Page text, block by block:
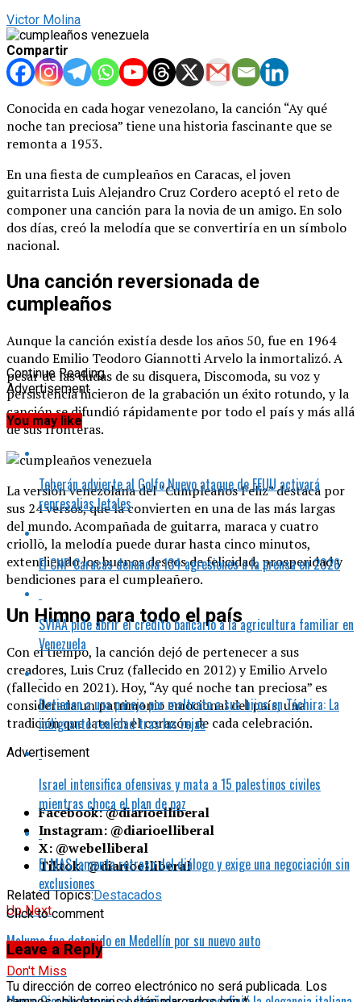
Victor Molina
Compartir
Conocida en cada hogar venezolano, la canción “Ay qué
noche tan preciosa” tiene una historia fascinante que se
remonta a 1953.
En una fiesta de cumpleaños en Caracas, el joven
guitarrista Luis Alejandro Cruz Cordero aceptó el reto de
componer una canción para la novia de un amigo. En solo
dos días, creó la melodía que se convertiría en un símbolo
nacional.
Una canción reversionada de
cumpleaños
Aunque la canción existía desde los años 50, fue en 1964
cuando Emilio Teodoro Giannotti Arvelo la inmortalizó. A
pesar de las dudas de su disquera, Discomoda, su voz y
persistencia hicieron de la grabación un éxito rotundo, y la
canción se difundió rápidamente por todo el país y más allá
de sus fronteras.
La versión venezolana del “Cumpleaños Feliz” destaca por
sus 24 versos, que la convierten en una de las más largas
del mundo. Acompañada de guitarra, maraca y cuatro
criollo, la melodía puede durar hasta cinco minutos,
extendiendo los buenos deseos de felicidad, prosperidad y
bendiciones para el cumpleañero.
Un Himno para todo el país
Con el tiempo, la canción dejó de pertenecer a sus
creadores, Luis Cruz (fallecido en 2012) y Emilio Arvelo
(fallecido en 2021). Hoy, “Ay qué noche tan preciosa” es
considerada un patrimonio emocional del país, una
tradición que late en el corazón de cada celebración.
Advertisement
Facebook: @diarioelliberal
Instagram: @diarioelliberal
X: @webelliberal
Tiktok: @diarioelliberal
Related Topics:Destacados
Up Next
Maluma fue detenido en Medellín por su nuevo auto
Don't Miss
Continue Reading
Advertisement
You may like
Teherán advierte al Golfo Nuevo ataque de EEUU activará
represalias letales
El CNP Caracas denuncia 134 agresiones a la prensa en 2026
SVIAA pide abrir el crédito bancario a la agricultura familiar en
Venezuela
Detienen a una pareja por maltrato a sus hijos en Táchira: La
indignante realidad tras las rejas
Israel intensifica ofensivas y mata a 15 palestinos civiles
mientras choca el plan de paz
El MAS lamenta retraso del diálogo y exige una negociación sin
exclusiones
Click to comment
Leave a Reply
Tu dirección de correo electrónico no será publicada. Los